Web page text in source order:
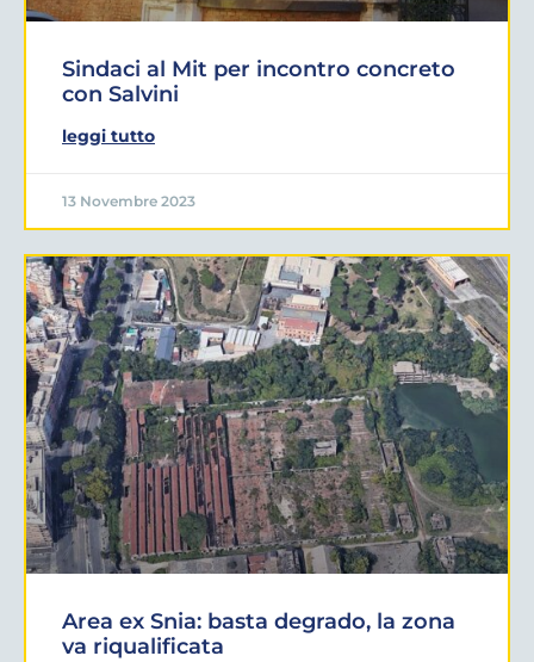
Sindaci al Mit per incontro concreto
con Salvini
leggi tutto
13 Novembre 2023
Area ex Snia: basta degrado, la zona
va riqualificata